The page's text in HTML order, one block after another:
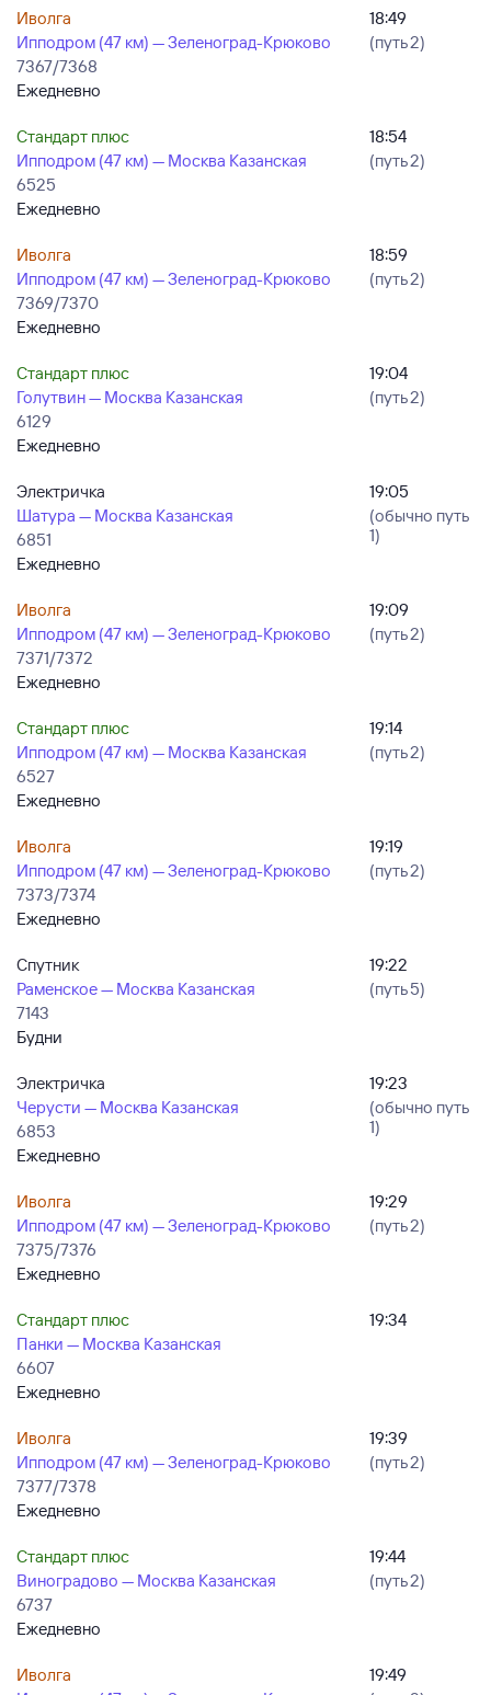
Иволга
Ипподром (47 км) — Зеленоград-Крюково
7367/7368
Ежедневно
18:49
(путь 2)
Стандарт плюс
Ипподром (47 км) — Москва Казанская
6525
Ежедневно
18:54
(путь 2)
Иволга
Ипподром (47 км) — Зеленоград-Крюково
7369/7370
Ежедневно
18:59
(путь 2)
Стандарт плюс
Голутвин — Москва Казанская
6129
Ежедневно
19:04
(путь 2)
Электричка
Шатура — Москва Казанская
6851
Ежедневно
19:05
(обычно путь
1)
Иволга
Ипподром (47 км) — Зеленоград-Крюково
7371/7372
Ежедневно
19:09
(путь 2)
Стандарт плюс
Ипподром (47 км) — Москва Казанская
6527
Ежедневно
19:14
(путь 2)
Иволга
Ипподром (47 км) — Зеленоград-Крюково
7373/7374
Ежедневно
19:19
(путь 2)
Спутник
Раменское — Москва Казанская
7143
Будни
19:22
(путь 5)
Электричка
Черусти — Москва Казанская
6853
Ежедневно
19:23
(обычно путь
1)
Иволга
Ипподром (47 км) — Зеленоград-Крюково
7375/7376
Ежедневно
19:29
(путь 2)
Стандарт плюс
Панки — Москва Казанская
6607
Ежедневно
19:34
Иволга
Ипподром (47 км) — Зеленоград-Крюково
7377/7378
Ежедневно
19:39
(путь 2)
Стандарт плюс
Виноградово — Москва Казанская
6737
Ежедневно
19:44
(путь 2)
Иволга
19:49